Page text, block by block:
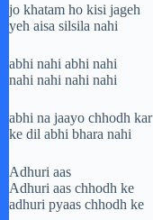
jo khatam ho kisi jageh
yeh aisa silsila nahi
abhi nahi abhi nahi
nahi nahi nahi nahi
abhi na jaayo chhodh kar
ke dil abhi bhara nahi
Adhuri aas
Adhuri aas chhodh ke
adhuri pyaas chhodh ke